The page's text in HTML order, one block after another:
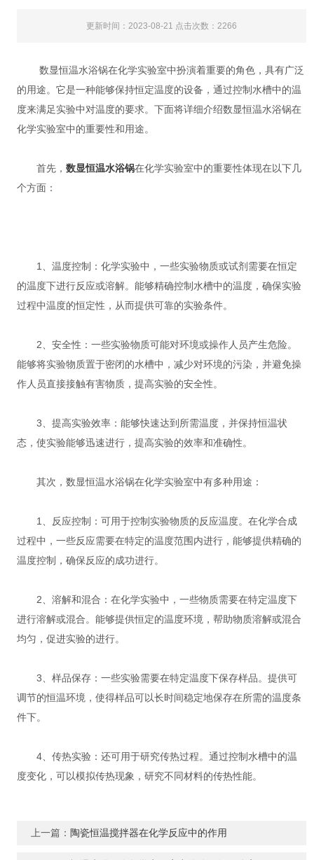
更新时间：2023-08-21 点击次数：2266
数显恒温水浴锅在化学实验室中扮演着重要的角色，具有广泛
的用途。它是一种能够保持恒定温度的设备，通过控制水槽中的温
度来满足实验中对温度的要求。下面将详细介绍数显恒温水浴锅在
化学实验室中的重要性和用途。
首先， 数显恒温水浴锅在化学实验室中的重要性体现在以下几
个方面：
1、温度控制：化学实验中，一些实验物质或试剂需要在恒定
的温度下进行反应或溶解。能够精确控制水槽中的温度，确保实验
过程中温度的恒定性，从而提供可靠的实验条件。
2、安全性：一些实验物质可能对环境或操作人员产生危险。
能够将实验物质置于密闭的水槽中，减少对环境的污染，并避免操
作人员直接接触有害物质，提高实验的安全性。
3、提高实验效率：能够快速达到所需温度，并保持恒温状
态，使实验能够迅速进行，提高实验的效率和准确性。
其次，数显恒温水浴锅在化学实验室中有多种用途：
1、反应控制：可用于控制实验物质的反应温度。在化学合成
过程中，一些反应需要在特定的温度范围内进行，能够提供精确的
温度控制，确保反应的成功进行。
2、溶解和混合：在化学实验中，一些物质需要在特定温度下
进行溶解或混合。能够提供恒定的温度环境，帮助物质溶解或混合
均匀，促进实验的进行。
3、样品保存：一些实验需要在特定温度下保存样品。提供可
调节的恒温环境，使得样品可以长时间稳定地保存在所需的温度条
件下。
4、传热实验：还可用于研究传热过程。通过控制水槽中的温
度变化，可以模拟传热现象，研究不同材料的传热性能。
上一篇： 陶瓷恒温搅拌器在化学反应中的作用